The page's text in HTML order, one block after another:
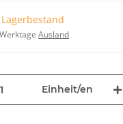
Ausland
Einheit/en